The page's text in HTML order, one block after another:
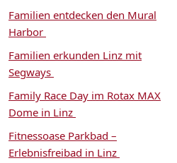
Familien entdecken den Mural
Harbor
Familien erkunden Linz mit
Segways
Family Race Day im Rotax MAX
Dome in Linz
Fitnessoase Parkbad –
Erlebnisfreibad in Linz